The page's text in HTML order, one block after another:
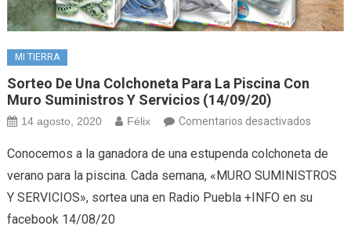
MI TIERRA
Sorteo De Una Colchoneta Para La Piscina Con
Muro Suministros Y Servicios (14/09/20)
14 agosto, 2020 Félix Comentarios desactivadosen
de
una
Conocemos a la ganadora de una estupenda colchoneta de
verano para la piscina. Cada semana, «MURO SUMINISTROS
Y SERVICIOS», sortea una en Radio Puebla +INFO en su
facebook 14/08/20